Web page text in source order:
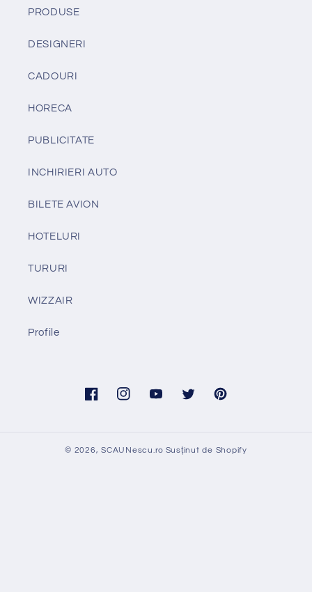
PRODUSE
DESIGNERI
CADOURI
HORECA
PUBLICITATE
INCHIRIERI AUTO
BILETE AVION
HOTELURI
TURURI
WIZZAIR
Profile
FacebookInstagramYouTubeTwitter Pinterest
© 2026,SCAUNescu.ro Susținut de Shopify